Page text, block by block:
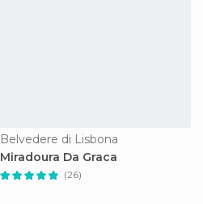
Belvedere di Lisbona
Miradoura Da Graca
(26)